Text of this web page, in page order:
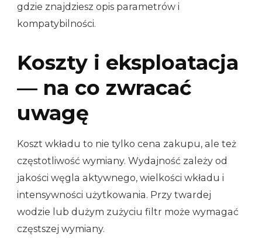
gdzie znajdziesz opis parametrów i
kompatybilności.
Koszty i eksploatacja
— na co zwracać
uwagę
Koszt wkładu to nie tylko cena zakupu, ale też
częstotliwość wymiany. Wydajność zależy od
jakości węgla aktywnego, wielkości wkładu i
intensywności użytkowania. Przy twardej
wodzie lub dużym zużyciu filtr może wymagać
częstszej wymiany.